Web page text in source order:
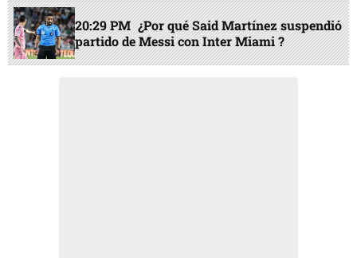
20:29 PM ¿Por qué Said Martínez suspendió
partido de Messi con Inter Miami ?